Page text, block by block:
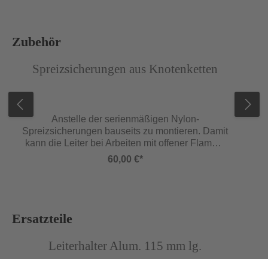
Produktgalerie überspringen
Zubehör
Spreizsicherungen aus Knotenketten
Anstelle der serienmäßigen Nylon-
Spreizsicherungen bauseits zu montieren. Damit
kann die Leiter bei Arbeiten mit offener Flamme
oder beim Schweißen eingesetzt werden.
Passend zu allen Holmprofilen. Verzinkt.
60,00 €*
Produktgalerie überspringen
Ersatzteile
Leiterhalter Alum. 115 mm lg.